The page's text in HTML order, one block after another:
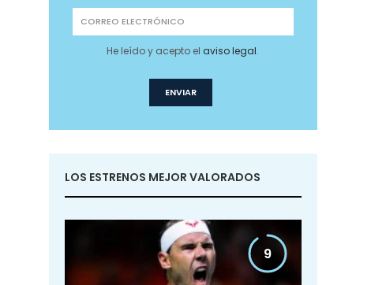
He leído y acepto elaviso legal.
LOS ESTRENOS MEJOR VALORADOS
9